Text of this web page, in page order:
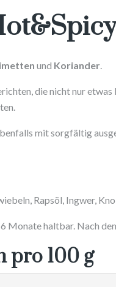
und Koriander.
die nicht nur
mit sorgfältig
Rapsöl, Ingwer,
Monate haltbar. Nach
pro 100 g